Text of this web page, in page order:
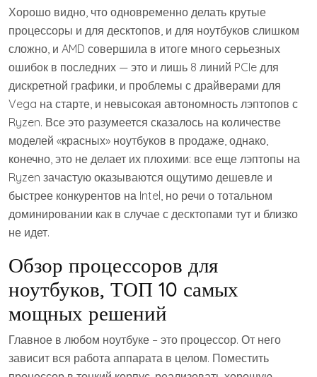
Хорошо видно, что одновременно делать крутые
процессоры и для десктопов, и для ноутбуков слишком
сложно, и AMD совершила в итоге много серьезных
ошибок в последних — это и лишь 8 линий PCIe для
дискретной графики, и проблемы с драйверами для
Vega на старте, и невысокая автономность лэптопов с
Ryzen. Все это разумеется сказалось на количестве
моделей «красных» ноутбуков в продаже, однако,
конечно, это не делает их плохими: все еще лэптопы на
Ryzen зачастую оказываются ощутимо дешевле и
быстрее конкурентов на Intel, но речи о тотальном
доминировании как в случае с десктопами тут и близко
не идет.
Обзор процессоров для
ноутбуков, ТОП 10 самых
мощных решений
Главное в любом ноутбуке – это процессор. От него
зависит вся работа аппарата в целом. Поместить